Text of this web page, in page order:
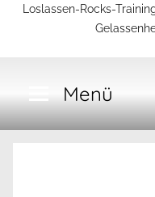
Training
Loslassen-Rocks-
Menü